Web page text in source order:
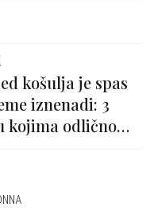
košulja je spas
iznenadi: 3
kojima odlično